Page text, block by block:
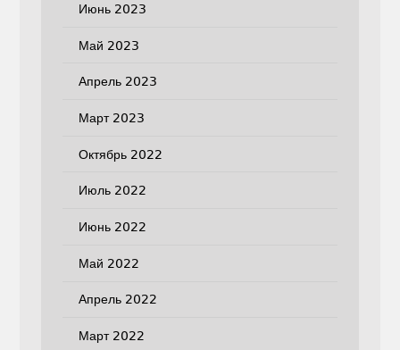
Июнь 2023
Май 2023
Апрель 2023
Март 2023
Октябрь 2022
Июль 2022
Июнь 2022
Май 2022
Апрель 2022
Март 2022